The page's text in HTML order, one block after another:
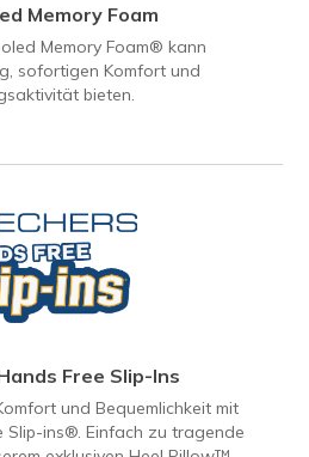
Memory Foam
Memory Foam® kann
sofortigen Komfort und
bieten.
Free Slip-Ins
und Bequemlichkeit mit
Slip-ins®. Einfach zu tragende